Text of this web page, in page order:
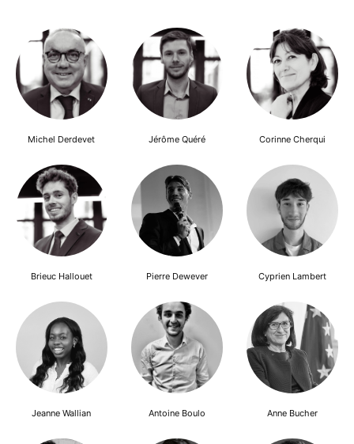
Michel Derdevet Jérôme Quéré Corinne Cherqui
Brieuc Hallouet Pierre Dewever Cyprien Lambert
Jeanne Wallian Antoine Boulo Anne Bucher